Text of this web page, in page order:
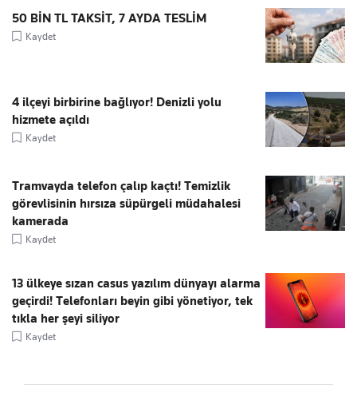
50 BİN TL TAKSİT, 7 AYDA TESLİM
Kaydet
4 ilçeyi birbirine bağlıyor! Denizli yolu
hizmete açıldı
Kaydet
Tramvayda telefon çalıp kaçtı! Temizlik
görevlisinin hırsıza süpürgeli müdahalesi
kamerada
Kaydet
13 ülkeye sızan casus yazılım dünyayı alarma
geçirdi! Telefonları beyin gibi yönetiyor, tek
tıkla her şeyi siliyor
Kaydet